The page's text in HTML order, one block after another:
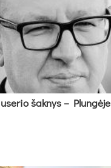
šak­nys – Plun­gė­je